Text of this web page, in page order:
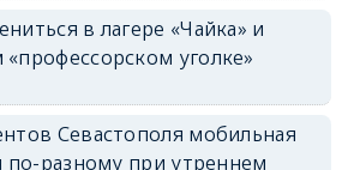
в лагере «Чайка» и
уголке»
Севастополя мобильная
по-разному при утреннем